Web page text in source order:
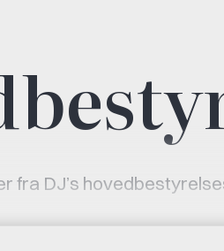
fra DJ’s